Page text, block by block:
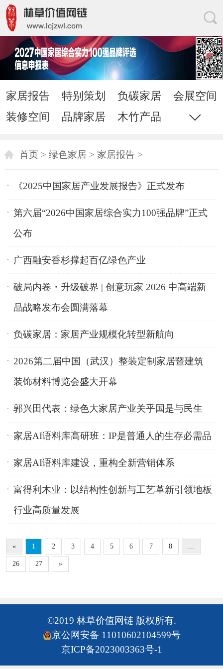
家居报告 特别策划 负碳家居
会展空间
装修空间
品牌家居 木竹产品
红木家居
首页 > 绿色家居 > 家居报告 >
《2025中国家居产业发展报告》正式发布
第六届“2026中国家居综合实力100强品牌”正式
公布
广西融安香杉撑起百亿绿色产业
破局内卷・升级破界 | 创意玩家 2026 中高端新
品战略发布会圆满落幕
负碳家居：家居产业规模化转型新航向
2026第二届中国（武汉）整装定制家居暨建筑
装饰材料博览会盛大开幕
郭兴田代表：绿色大家居产业关乎国是与民生
家居AI语料库高研班：IP是普通人的生存必需品
家居AI语料库建设，重构全新营销体系
富得利木业：以结构性创新与工艺革新引领地板
行业高质量发展
« 1 2 3 4 5 6 7 8 ...
26 27 »
©2019 林草价值网链 版权所有.
京公网安备 11010602104599号
京ICP备2023003363号-1